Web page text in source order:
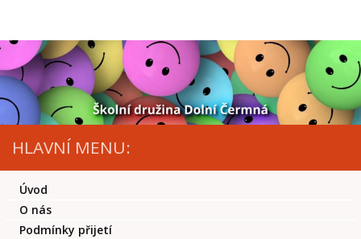
HLAVNÍ MENU:
Úvod
O nás
Podmínky přijetí